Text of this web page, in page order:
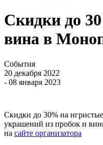
Скидки до
вина в
События
20 декабря 2022
- 08 января 2023
Скидки до 30% на
украшений из пробок и
на сайте организатора